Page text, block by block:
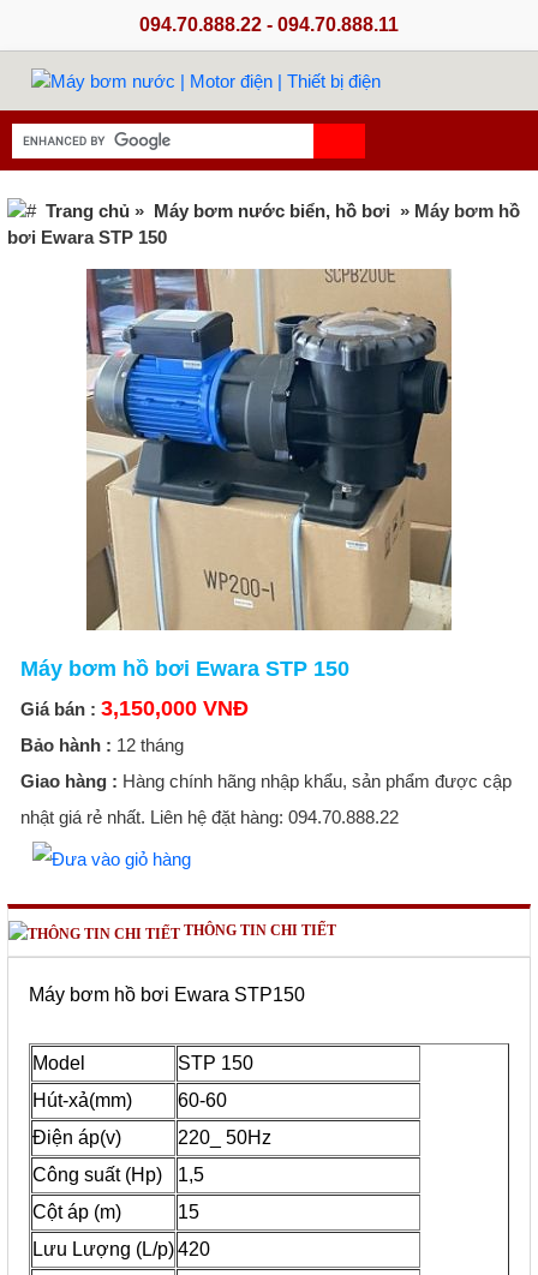
094.70.888.22 - 094.70.888.11
Trang chủ » Máy bơm nước biển, hồ bơi » Máy bơm hồ
bơi Ewara STP 150
Máy bơm hồ bơi Ewara STP 150
Giá bán : 3,150,000 VNĐ
Bảo hành : 12 tháng
Giao hàng : Hàng chính hãng nhập khẩu, sản phẩm được cập
nhật giá rẻ nhất. Liên hệ đặt hàng: 094.70.888.22
THÔNG TIN CHI TIẾT
Máy bơm hồ bơi Ewara STP150
Model
STP 150
Hút-xả(mm)
60-60
Điện áp(v)
220_ 50Hz
Công suất (Hp)
1,5
Cột áp (m)
15
Lưu Lượng (L/p) 420